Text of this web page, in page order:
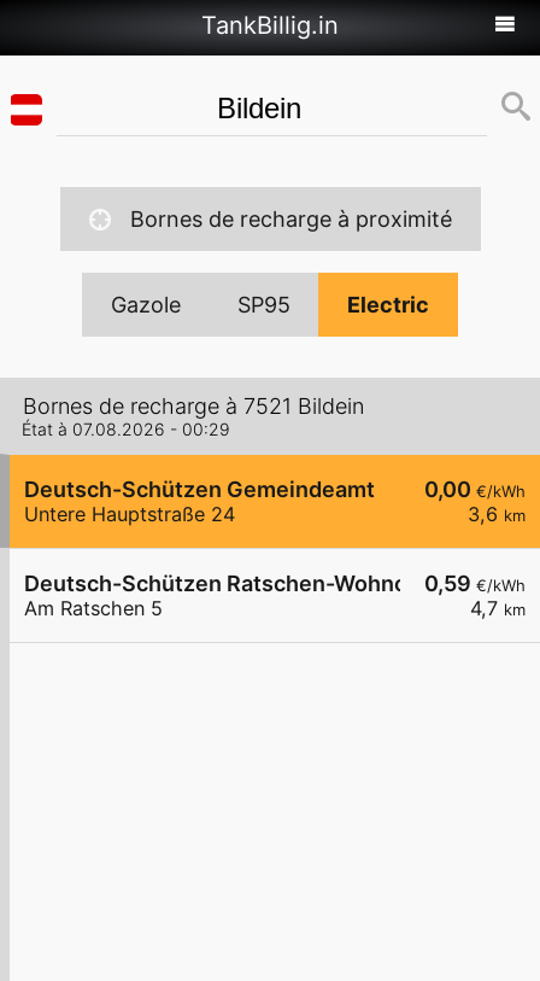
TankBillig.in
Bornes de recharge à proximité
Gazole SP95 Electric
Bornes de recharge à 7521 Bildein
État à 07.08.2026 - 00:29
0,00 €/kWh
3,6 km
Deutsch-Schützen Gemeindeamt
Untere Hauptstraße 24
0,59 €/kWh
4,7 km
Deutsch-Schützen Ratschen-Wohnotek
Am Ratschen 5